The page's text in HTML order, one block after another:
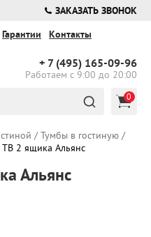
×
ЗАКАЗАТЬ ЗВОНОК
+ 7 (495) 165-09-96
Работаем с 9:00 до 20:00
Гарантии Контакты
0
/Тумбы в гостиную /
2 ящика Альянс
Альянс